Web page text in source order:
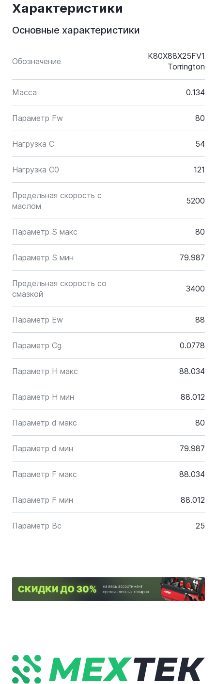
Характеристики
Основные характеристики
Обозначение
K80X88X25FV1
Torrington
Масса 0.134
Параметр Fw 80
Нагрузка C 54
Нагрузка C0 121
Предельная скорость с
маслом
5200
Параметр S макс 80
Параметр S мин 79.987
Предельная скорость со
смазкой
3400
Параметр Ew 88
Параметр Cg 0.0778
Параметр H макс 88.034
Параметр H мин 88.012
Параметр d макс 80
Параметр d мин 79.987
Параметр F макс 88.034
Параметр F мин 88.012
Параметр Bc 25